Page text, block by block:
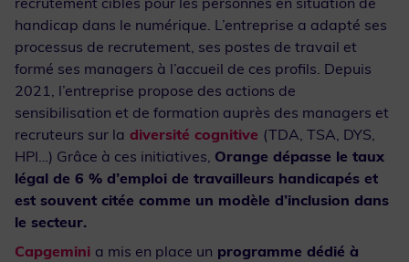
handicap dans le numérique. L’entreprise a adapté ses
processus de recrutement, ses postes de travail et
formé ses managers à l’accueil de ces profils. Depuis
2021, l’entreprise propose des actions de
sensibilisation et de formation auprès des managers et
recruteurs sur la diversité cognitive (TDA, TSA, DYS,
HPI…) Grâce à ces initiatives, Orange dépasse le taux
légal de 6 % d’emploi de travailleurs handicapés et
est souvent citée comme un modèle d’inclusion dans
le secteur.
Capgemini a mis en place un programme dédié à